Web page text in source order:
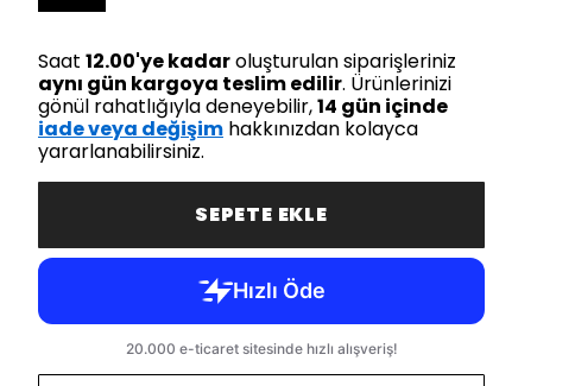
Saat 12.00'ye kadaroluşturulan siparişleriniz
aynı gün kargoya teslim edilir. Ürünlerinizi
gönül rahatlığıyla deneyebilir,14 gün içinde
iade veya değişim hakkınızdan kolayca
yararlanabilirsiniz.
SEPETE EKLE